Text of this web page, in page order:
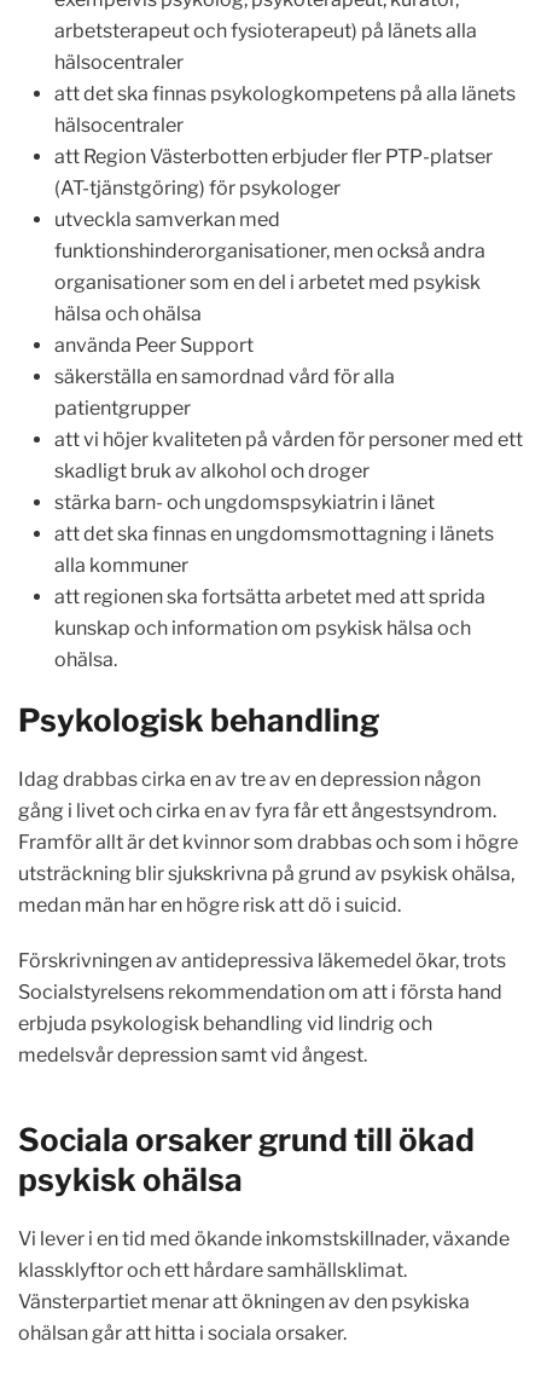
arbetsterapeut och fysioterapeut) på länets alla
hälsocentraler
att det ska finnas psykologkompetens på alla länets
hälsocentraler
att Region Västerbotten erbjuder fler PTP-platser
(AT-tjänstgöring) för psykologer
utveckla samverkan med
funktionshinderorganisationer, men också andra
organisationer som en del i arbetet med psykisk
hälsa och ohälsa
använda Peer Support
säkerställa en samordnad vård för alla
patientgrupper
att vi höjer kvaliteten på vården för personer med ett
skadligt bruk av alkohol och droger
stärka barn- och ungdomspsykiatrin i länet
att det ska finnas en ungdomsmottagning i länets
alla kommuner
att regionen ska fortsätta arbetet med att sprida
kunskap och information om psykisk hälsa och
ohälsa.
Psykologisk behandling
Idag drabbas cirka en av tre av en depression någon
gång i livet och cirka en av fyra får ett ångestsyndrom.
Framför allt är det kvinnor som drabbas och som i högre
utsträckning blir sjukskrivna på grund av psykisk ohälsa,
medan män har en högre risk att dö i suicid.
Förskrivningen av antidepressiva läkemedel ökar, trots
Socialstyrelsens rekommendation om att i första hand
erbjuda psykologisk behandling vid lindrig och
medelsvår depression samt vid ångest.
Sociala orsaker grund till ökad
psykisk ohälsa
Vi lever i en tid med ökande inkomstskillnader, växande
klassklyftor och ett hårdare samhällsklimat.
Vänsterpartiet menar att ökningen av den psykiska
ohälsan går att hitta i sociala orsaker.